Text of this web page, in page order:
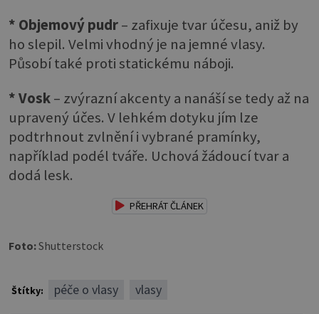
* Objemový pudr– zafixuje tvar účesu, aniž by
ho slepil. Velmi vhodný je na jemné vlasy.
Působí také proti statickému náboji.
* Vosk– zvýrazní akcenty a nanáší se tedy až na
upravený účes. V lehkém dotyku jím lze
podtrhnout zvlnění i vybrané pramínky,
například podél tváře. Uchová žádoucí tvar a
dodá lesk.
PŘEHRÁT ČLÁNEK
Foto:Shutterstock
Štítky: péče o vlasy vlasy